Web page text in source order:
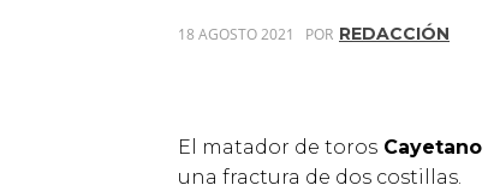
18 AGOSTO 2021 POR REDACCIÓN
El matador de toros Cayetano
una fractura de dos costillas.